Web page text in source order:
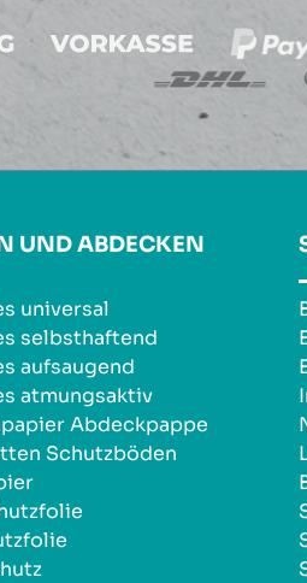
UND ABDECKEN
universal
selbsthaftend
aufsaugend
atmungsaktiv
Abdeckpappe
Schutzböden